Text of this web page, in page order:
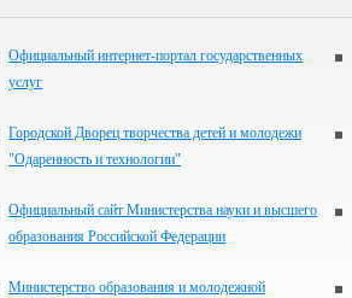
Официальный интернет-портал государственных
услуг
Городской Дворец творчества детей и молодежи
"Одаренность и технологии"
Официальный сайт Министерства науки и высшего
образования Российской Федерации
Министерство образования и молодежной